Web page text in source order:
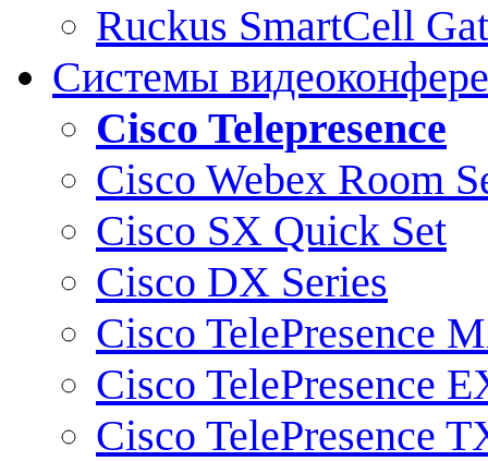
Ruckus SmartCell
Системы
Cisco Telepresence
Cisco Webex Room
Cisco SX Quick Set
Cisco DX Series
Cisco TelePresence
Cisco TelePresence
Cisco TelePresence